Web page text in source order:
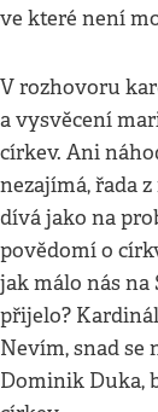
ve které není
V rozhovoru
a vysvěcení
církev. Ani
nezajímá, řada
dívá jako na
povědomí o
jak málo nás
přijelo?
Nevím, snad se
Dominik Duka,